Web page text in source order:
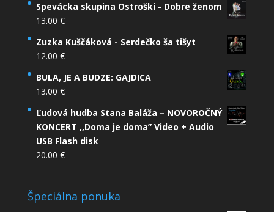
Spevácka skupina Ostroški - Dobre ženom
13.00 €
Zuzka Kuščáková - Serdečko ša tišyt
12.00 €
BULA, JE A BUDZE: GAJDICA
13.00 €
Ľudová hudba Stana Baláža – NOVOROČNÝ
KONCERT ,,Doma je doma” Video + Audio
USB Flash disk
20.00 €
Špeciálna ponuka